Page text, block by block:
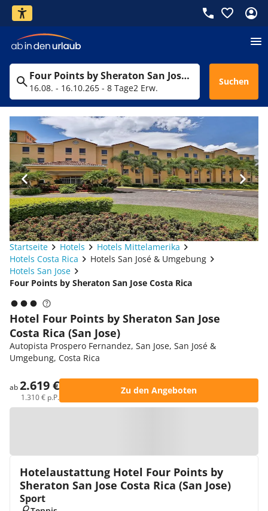
Four Points by Sheraton San Jose Costa Rica
16.08. - 16.10.265 - 8 Tage2 Erw.
Suchen
Startseite Hotels
Hotels Mittelamerika
Hotels Costa Rica
Hotels San José & Umgebung
Hotels San Jose
Four Points by Sheraton San Jose Costa Rica
Hotel Four Points by Sheraton San Jose
Costa Rica (San Jose)
Autopista Prospero Fernandez, San Jose, San José &
Umgebung, Costa Rica
ab2.619 €
1.310 € p.P.
Zu den Angeboten
Hotelaustattung Hotel Four Points by
Sheraton San Jose Costa Rica (San Jose)
Sport